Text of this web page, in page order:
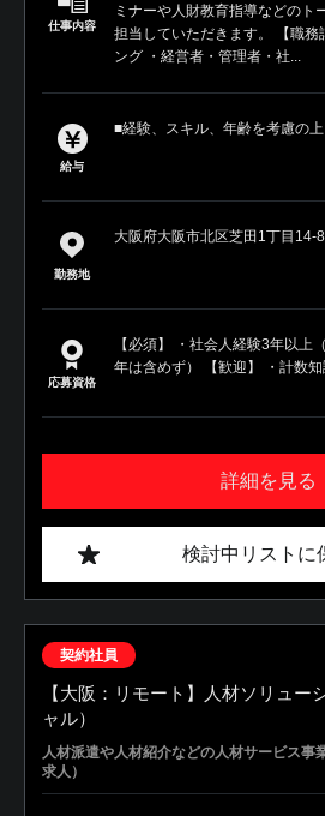
仕事内容
ミナーや人財教育指導などのト
担当していただきます。 【職務
ング ・経営者・管理者・社...
給与
■経験、スキル、年齢を考慮の
勤務地
大阪府大阪市北区芝田1丁目
応募資格
【必須】 ・社会人経験3年以上
年は含めず） 【歓迎】 ・計数知
詳細を見る
検討中リストに
契約社員
【大阪：リモート】人材ソリュー
ャル）
人材派遣や人材紹介などの人材サービス事
求人）